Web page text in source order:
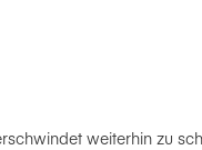
weiterhin zu